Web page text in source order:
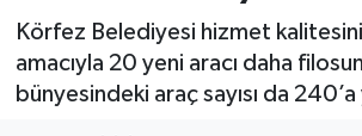
Körfez Belediyesi hizmet
amacıyla 20 yeni aracı daha
bünyesindeki araç sayısı da